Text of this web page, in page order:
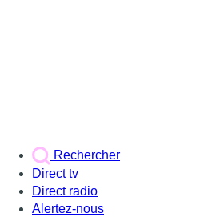
Rechercher
Direct tv
Direct radio
Alertez-nous